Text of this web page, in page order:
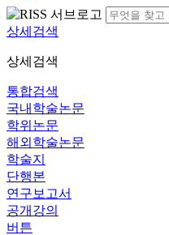
상세검색
상세검색
통합검색
국내학술논문
학위논문
해외학술논문
학술지
단행본
연구보고서
공개강의
버튼